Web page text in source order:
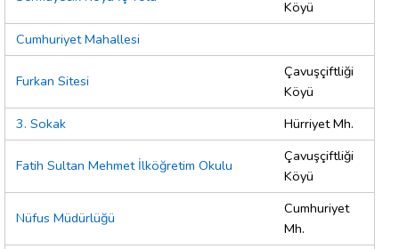
Köyü
Cumhuriyet Mahallesi
Furkan Sitesi
Çavuşçiftliği
Köyü
3. Sokak
Hürriyet Mh.
Fatih Sultan Mehmet İlköğretim Okulu
Çavuşçiftliği
Köyü
Nüfus Müdürlüğü
Cumhuriyet
Mh.